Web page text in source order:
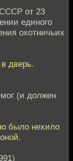
от 23
единого
охотничьих
дверь.
(и должен
было нехило